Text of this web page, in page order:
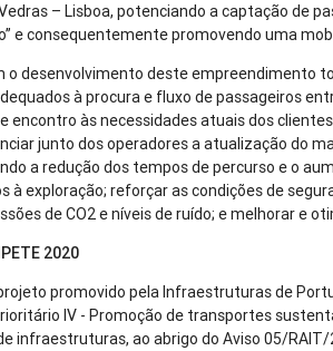
– Lisboa, potenciando a captação de
e consequentemente promovendo uma
o desenvolvimento deste empreendimento
à procura e fluxo de passageiros
encontro às necessidades atuais dos
junto dos operadores a atualização do
a redução dos tempos de percurso e o
à exploração; reforçar as condições de
de CO2 e níveis de ruído; e melhorar e
2020
promovido pela Infraestruturas de
IV - Promoção de transportes
infraestruturas, ao abrigo do Aviso 05/